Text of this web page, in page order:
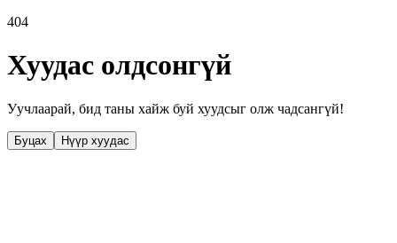
404
Хуудас олдсонгүй
Уучлаарай, бид таны хайж буй хуудсыг олж чадсангүй!
Буцах Нүүр хуудас